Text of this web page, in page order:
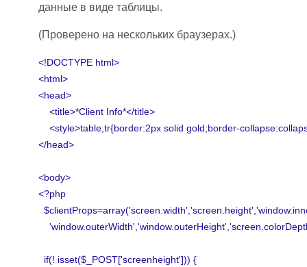
данные в виде таблицы.
(Проверено на нескольких браузерах.)
<!DOCTYPE html>
<html>
<head>
<title>*Client Info*</title>
<style>table,tr{border:2px solid gold;border-
</head>
<body>
<?php
if(! isset($_POST['screenheight'])) {